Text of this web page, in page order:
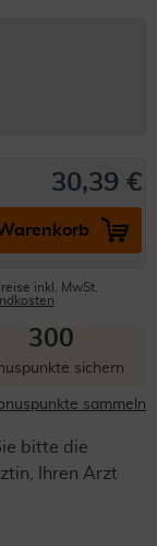
30,39 €
inkl. MwSt.
300
sichern
sammeln
bitte die
Ihren Arzt